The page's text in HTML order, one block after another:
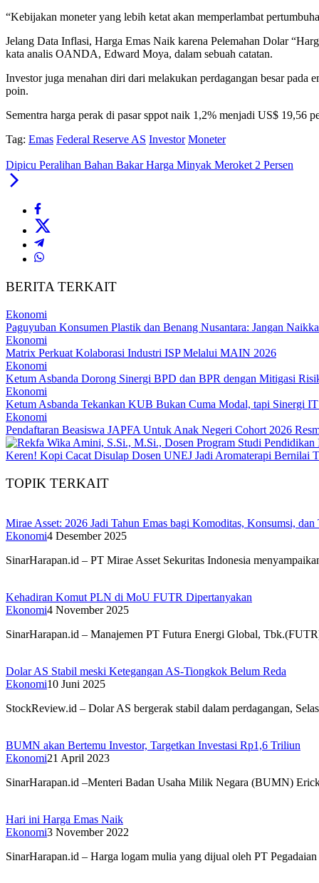
“Kebijakan moneter yang lebih ketat akan memperlambat
Jelang Data Inflasi, Harga Emas Naik karena Pelemahan Dolar
kata analis OANDA, Edward Moya, dalam sebuah catatan.
Investor juga menahan diri dari melakukan perdagangan besar pada
poin.
Sementra harga perak di pasar sppot naik 1,2% menjadi US$ 19,56
Tag: Emas Federal Reserve AS Investor Moneter
Dipicu Peralihan Bahan Bakar Harga Minyak Meroket 2 Persen
BERITA TERKAIT
Ekonomi
Paguyuban Konsumen Plastik dan Benang Nusantara: Jangan
Ekonomi
Matrix Perkuat Kolaborasi Industri ISP Melalui MAIN 2026
Ekonomi
Ketum Asbanda Dorong Sinergi BPD dan BPR dengan Mitigasi
Ekonomi
Ketum Asbanda Tekankan KUB Bukan Cuma Modal, tapi Sinergi
Ekonomi
Pendaftaran Beasiswa JAPFA Untuk Anak Negeri Cohort 2026
Keren! Kopi Cacat Disulap Dosen UNEJ Jadi Aromaterapi Bernilai
TOPIK TERKAIT
Mirae Asset: 2026 Jadi Tahun Emas bagi Komoditas, Konsumsi, dan
Ekonomi4 Desember 2025
SinarHarapan.id – PT Mirae Asset Sekuritas Indonesia
Kehadiran Komut PLN di MoU FUTR Dipertanyakan
Ekonomi4 November 2025
SinarHarapan.id – Manajemen PT Futura Energi Global,
Dolar AS Stabil meski Ketegangan AS-Tiongkok Belum Reda
Ekonomi10 Juni 2025
StockReview.id – Dolar AS bergerak stabil dalam perdagangan,
BUMN akan Bertemu Investor, Targetkan Investasi Rp1,6 Triliun
Ekonomi21 April 2023
SinarHarapan.id –Menteri Badan Usaha Milik Negara (BUMN)
Hari ini Harga Emas Naik
Ekonomi3 November 2022
SinarHarapan.id – Harga logam mulia yang dijual oleh PT